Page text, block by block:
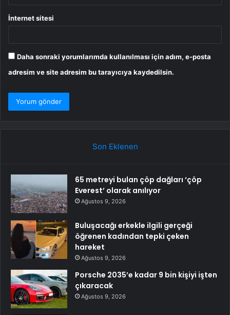
İnternet sitesi
Daha sonraki yorumlarımda kullanılması için adım, e-posta
adresim ve site adresim bu tarayıcıya kaydedilsin.
Son Eklenen
65 metreyi bulan çöp dağları ‘çöp
Everest’ olarak anılıyor
Ağustos 9, 2026
Buluşacağı erkekle ilgili gerçeği
öğrenen kadından tepki çeken
hareket
Ağustos 9, 2026
Porsche 2035’e kadar 9 bin kişiyi işten
çıkaracak
Ağustos 9, 2026